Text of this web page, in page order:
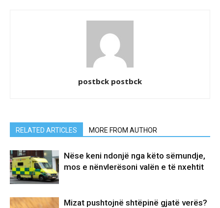
postbck postbck
RELATED ARTICLES MORE FROM AUTHOR
Nëse keni ndonjë nga këto sëmundje,
mos e nënvlerësoni valën e të nxehtit
Mizat pushtojnë shtëpinë gjatë verës?